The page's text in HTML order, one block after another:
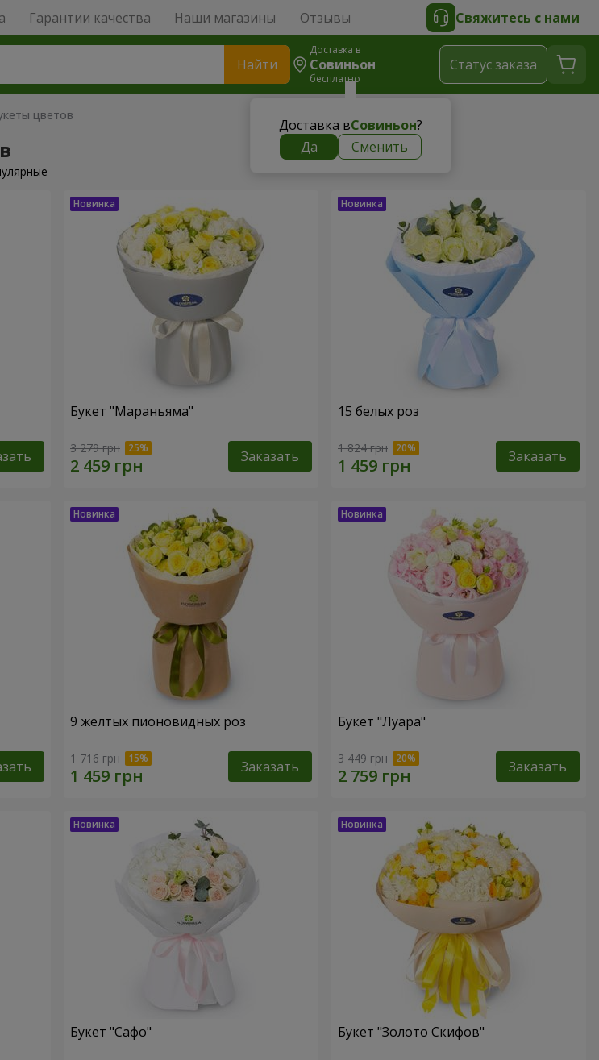
Гарантии качества Наши магазины Отзывы Свяжитесь с нами
Найти
Доставка в
Совиньон
бесплатно
Доставка вСовиньон?
Да
Сменить
Cтатус заказа
цветов
Букет "Мараньяма"
3 279 грн Заказать
15 белых роз
1 824 грн Заказать
9 желтых пионовидных роз
1 716 грн Заказать
Букет "Луара"
3 449 грн Заказать
Букет "Сафо" Букет "Золото Скифов"